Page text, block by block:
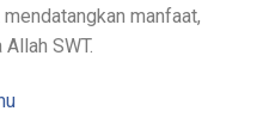
manfaat,
SWT.